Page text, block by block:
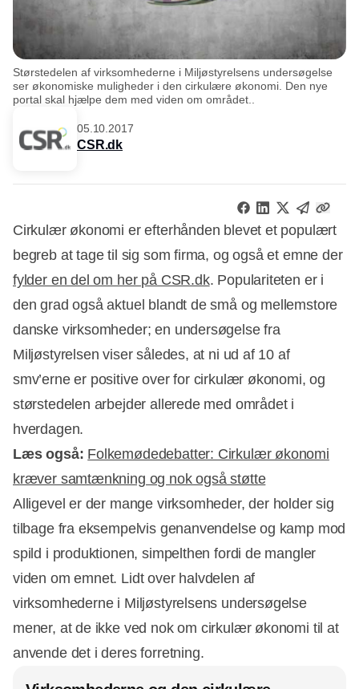
Størstedelen af virksomhederne i Miljøstyrelsens undersøgelse
ser økonomiske muligheder i den cirkulære økonomi. Den nye
portal skal hjælpe dem med viden om området..
05.10.2017
CSR.dk
Cirkulær økonomi er efterhånden blevet et populært
begreb at tage til sig som firma, og også et emne der
fylder en del om her på CSR.dk. Populariteten er i
den grad også aktuel blandt de små og mellemstore
danske virksomheder; en undersøgelse fra
Miljøstyrelsen viser således, at ni ud af 10 af
smv’erne er positive over for cirkulær økonomi, og
størstedelen arbejder allerede med området i
hverdagen.
Læs også: Folkemødedebatter: Cirkulær økonomi
kræver samtænkning og nok også støtte
Alligevel er der mange virksomheder, der holder sig
tilbage fra eksempelvis genanvendelse og kamp mod
spild i produktionen, simpelthen fordi de mangler
viden om emnet. Lidt over halvdelen af
virksomhederne i Miljøstyrelsens undersøgelse
mener, at de ikke ved nok om cirkulær økonomi til at
anvende det i deres forretning.